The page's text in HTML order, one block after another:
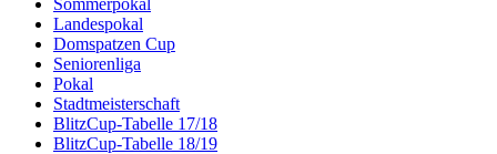
Landespokal
Domspatzen Cup
Seniorenliga
Pokal
Stadtmeisterschaft
BlitzCup-Tabelle 17/18
BlitzCup-Tabelle 18/19